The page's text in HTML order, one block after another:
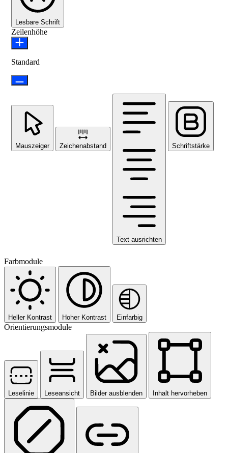
Lesbare Schrift
Zeilenhöhe
Standard
Mauszeiger Zeichenabstand
Text ausrichten
Schriftstärke
Farbmodule
Heller Kontrast Hoher Kontrast Einfarbig
Orientierungsmodule
Leselinie Leseansicht Bilder ausblenden Inhalt hervorheben